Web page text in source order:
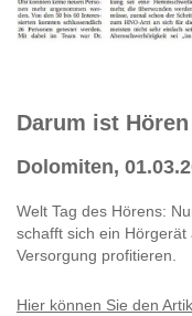
Darum ist
Dolomiten,
Welt Tag des Hörens:
schafft sich ein
Versorgung profitieren.
Hier können Sie den